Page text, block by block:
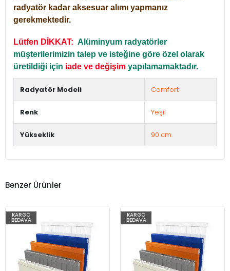
radyatör kadar aksesuar alımı yapmanız
gerekmektedir.
Lütfen DİKKAT: Alüminyum radyatörler
müşterilerimizin talep ve isteğine göre özel olarak
üretildiği için iade ve değişim yapılamamaktadır.
Radyatör Modeli Comfort
Renk Yeşil
Yükseklik 90 cm.
Benzer Ürünler
KARGO
BEDAVA
KARGO
BEDAVA